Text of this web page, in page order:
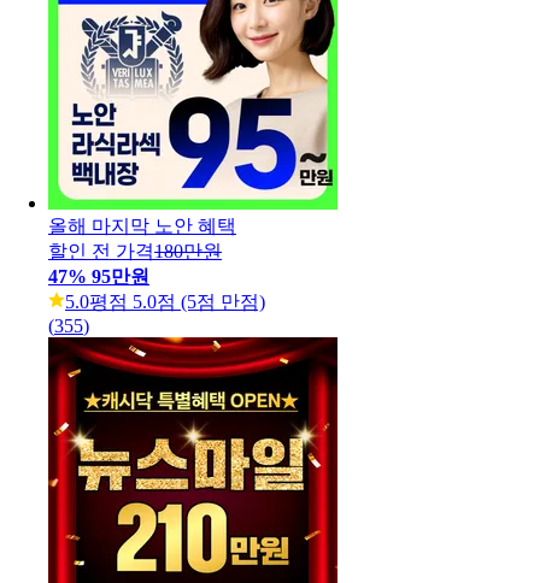
올해 마지막 노안 혜택
할인 전 가격180만원
47% 95만원
5.0평점 5.0점 (5점 만점)
(355)